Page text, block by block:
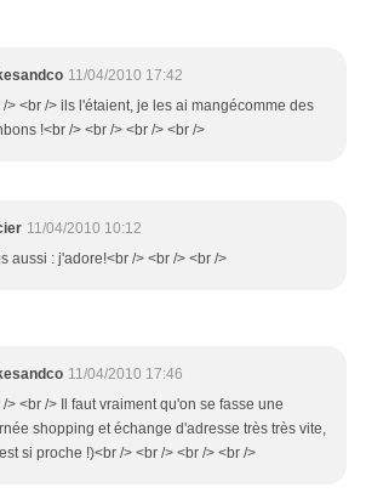
11/04/2010 17:42
/> <br /> ils l'étaient, je les ai mangécomme des
!<br /> <br /> <br /> <br />
11/04/2010 10:12
aussi : j'adore!<br /> <br /> <br />
11/04/2010 17:46
/> <br /> Il faut vraiment qu'on se fasse une
shopping et échange d'adresse très très vite,
si proche !)<br /> <br /> <br /> <br />